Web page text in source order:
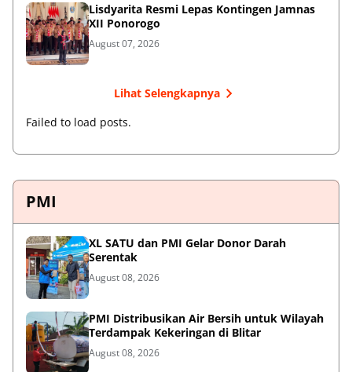
Lisdyarita Resmi Lepas Kontingen Jamnas
XII Ponorogo
August 07, 2026
Lihat Selengkapnya
Failed to load posts.
PMI
XL SATU dan PMI Gelar Donor Darah
Serentak
August 08, 2026
PMI Distribusikan Air Bersih untuk Wilayah
Terdampak Kekeringan di Blitar
August 08, 2026